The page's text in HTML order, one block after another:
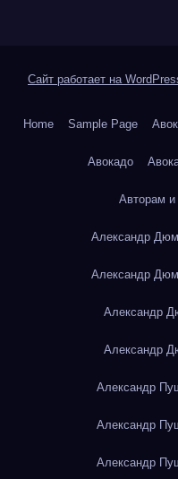
Сайт работает на
Home Sample Page
Авокадо
Авторам и
Александр
Александр
Александр
Александр
Александр
Александр
Александр